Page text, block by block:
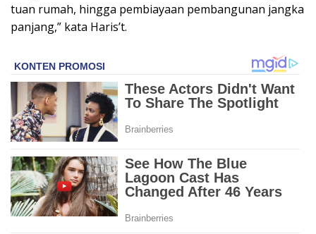
tuan rumah, hingga pembiayaan pembangunan jangka
panjang,” kata Haris’t.